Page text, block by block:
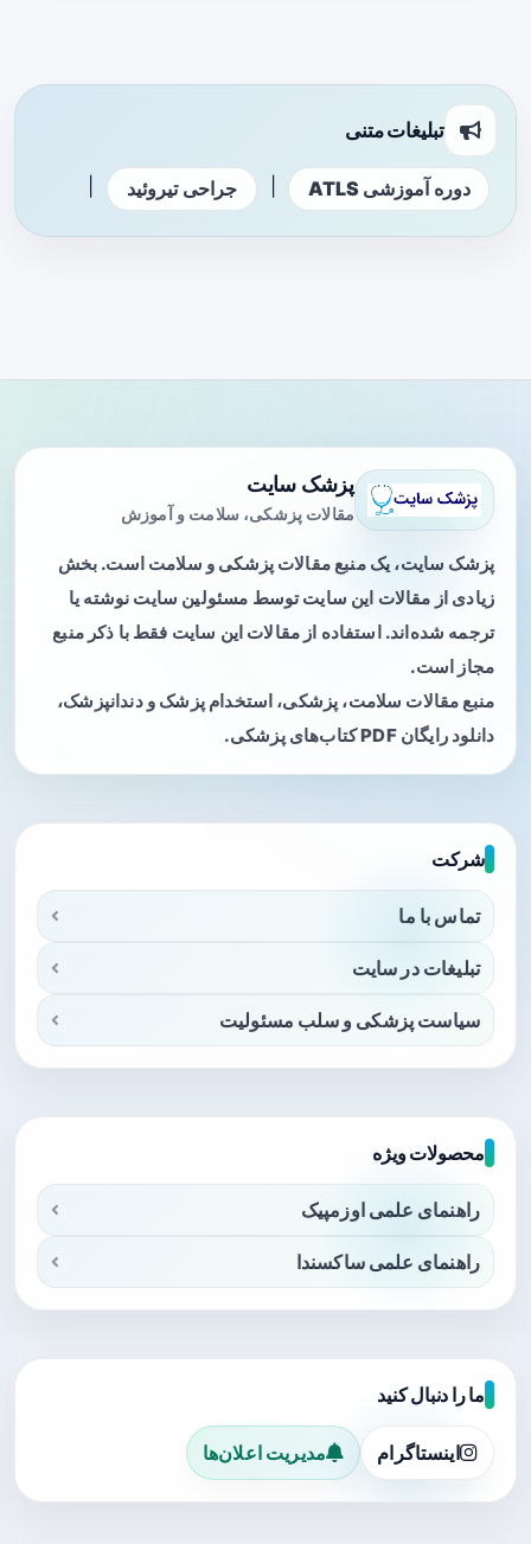
تبلیغات متنی
دوره آموزشی ATLS جراحی تیروئید
پزشک سایت
مقالات پزشکی، سلامت و آموزش
پزشک سایت، یک منبع مقالات پزشکی و سلامت است. بخش
زیادی از مقالات این سایت توسط مسئولین سایت نوشته یا
ترجمه شده‌اند. استفاده از مقالات این سایت فقط با ذکر منبع
مجاز است.
منبع مقالات سلامت، پزشکی، استخدام پزشک و دندانپزشک،
دانلود رایگان PDF کتاب‌های پزشکی.
شرکت
تماس با ما
تبلیغات در سایت
سیاست پزشکی و سلب مسئولیت
محصولات ویژه
راهنمای علمی اوزمپیک
راهنمای علمی ساکسندا
ما را دنبال کنید
اینستاگرام مدیریت اعلان‌ها